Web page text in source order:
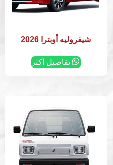
شيفروليه أوبترا 2026
تفاصيل أكثر